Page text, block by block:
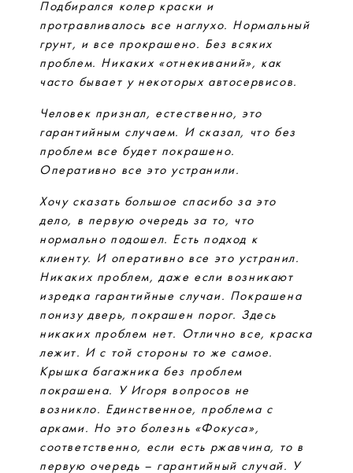
Подбирался колер краски и
протравливалось все наглухо. Нормальный
грунт, и все прокрашено. Без всяких
проблем. Никаких «отнекиваний», как
часто бывает у некоторых автосервисов.
Человек признал, естественно, это
гарантийным случаем. И сказал, что без
проблем все будет покрашено.
Оперативно все это устранили.
Хочу сказать большое спасибо за это
дело, в первую очередь за то, что
нормально подошел. Есть подход к
клиенту. И оперативно все это устранил.
Никаких проблем, даже если возникают
изредка гарантийные случаи. Покрашена
понизу дверь, покрашен порог. Здесь
никаких проблем нет. Отлично все, краска
лежит. И с той стороны то же самое.
Крышка багажника без проблем
покрашена. У Игоря вопросов не
возникло. Единственное, проблема с
арками. Но это болезнь «Фокуса»,
соответственно, если есть ржавчина, то в
первую очередь – гарантийный случай. У